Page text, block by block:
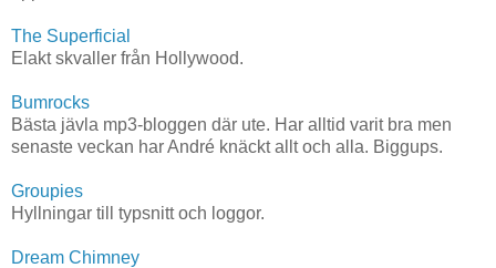
The Superficial
Elakt skvaller från Hollywood.
Bumrocks
Bästa jävla mp3-bloggen där ute. Har alltid varit bra men
senaste veckan har André knäckt allt och alla. Biggups.
Groupies
Hyllningar till typsnitt och loggor.
Dream Chimney